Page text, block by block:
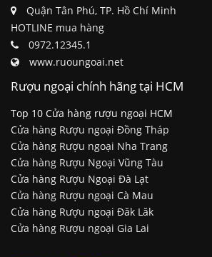
Quận Tân Phú, TP. Hồ Chí Minh
HOTLINE mua hàng
0972.12345.1
www.ruoungoai.net
Rượu ngoại chính hãng tại HCM
Top 10 Cửa hàng rượu ngoại HCM
Cửa hàng Rượu ngoại Đồng Tháp
Cửa hàng Rượu ngoại Nha Trang
Cửa hàng Rượu Ngoại Vũng Tàu
Cửa hàng Rượu Ngoại Đà Lạt
Cửa hàng Rượu ngoại Cà Mau
Cửa hàng Rượu ngoại Đăk Lăk
Cửa hàng Rượu ngoại Gia Lai